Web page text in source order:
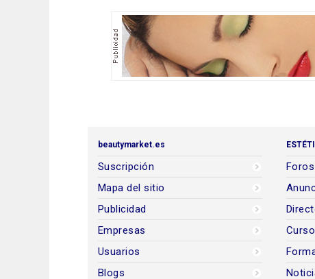
beautymarket.es
Suscripción
Mapa del sitio
Publicidad
Empresas
Usuarios
Blogs